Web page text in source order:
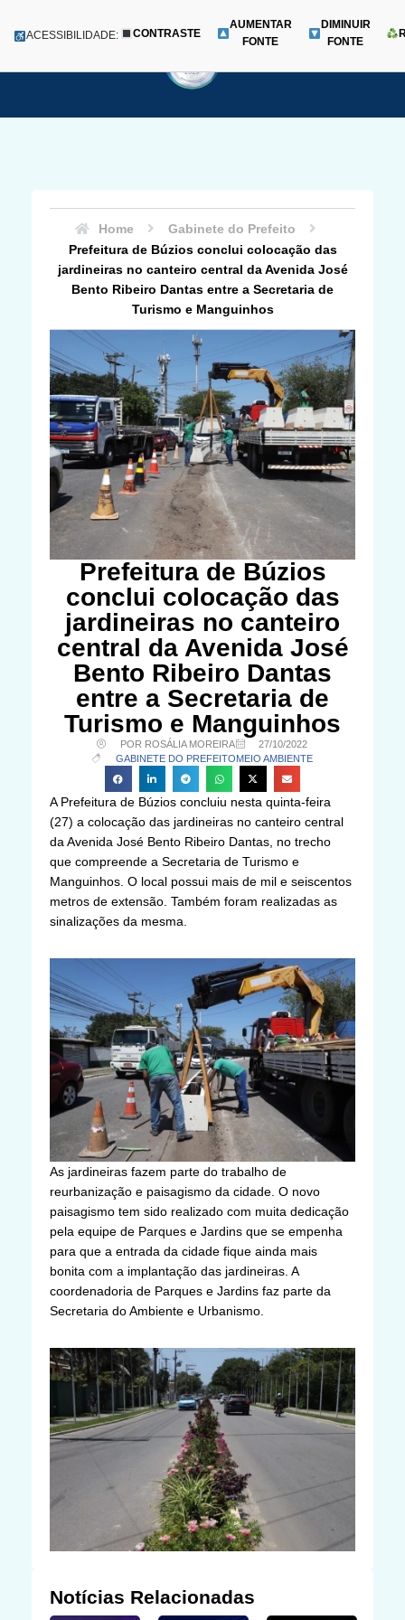
para
Menu
ACESSIBILIDADE: CONTRASTE
AUMENTAR
FONTE
DIMINUIR
FONTE
Home
Gabinete do Prefeito
Prefeitura de Búzios conclui colocação das
jardineiras no canteiro central da Avenida José
Bento Ribeiro Dantas entre a Secretaria de
Turismo e Manguinhos
Prefeitura de Búzios
conclui colocação das
jardineiras no canteiro
central da Avenida José
Bento Ribeiro Dantas
entre a Secretaria de
Turismo e Manguinhos
POR ROSÁLIA MOREIRA
27/10/2022
GABINETE DO PREFEITOMEIO AMBIENTE
A Prefeitura de Búzios concluiu nesta quinta-feira
(27) a colocação das jardineiras no canteiro central
da Avenida José Bento Ribeiro Dantas, no trecho
que compreende a Secretaria de Turismo e
Manguinhos. O local possui mais de mil e seiscentos
metros de extensão. Também foram realizadas as
sinalizações da mesma.
As jardineiras fazem parte do trabalho de
reurbanização e paisagismo da cidade. O novo
paisagismo tem sido realizado com muita dedicação
pela equipe de Parques e Jardins que se empenha
para que a entrada da cidade fique ainda mais
bonita com a implantação das jardineiras. A
coordenadoria de Parques e Jardins faz parte da
Secretaria do Ambiente e Urbanismo.
Notícias Relacionadas